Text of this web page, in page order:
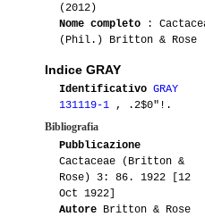
04-2020 Tramontana23
09-2019 Blasquez76
06-2018
09-2016 Gionny33
06-2016 Aikea
(2012)
Nome completo :
(Phil.) Britton & Rose
Indice GRAY
Identificativo GRAY
131119-1
, .2$0"!.
Bibliografia
Pubblicazione
Cactaceae (Britton &
Rose) 3: 86. 1922 [12
Oct 1922]
Autore Britton & Rose